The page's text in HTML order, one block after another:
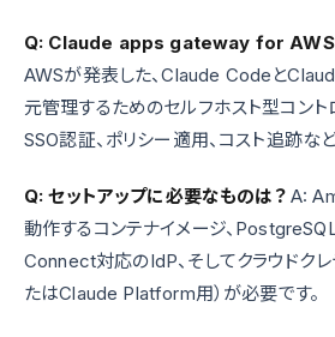
Q: Claude apps gateway for AWS
AWSが発表した、Claude Codeと
元管理するためのセルフホスト型コント
SSO認証、ポリシー適用、コスト追跡な
Q: セットアップに必要なものは？A:
動作するコンテナイメージ、
Connect対応のIdP、そしてクラウドク
たはClaude Platform用）が必要です。